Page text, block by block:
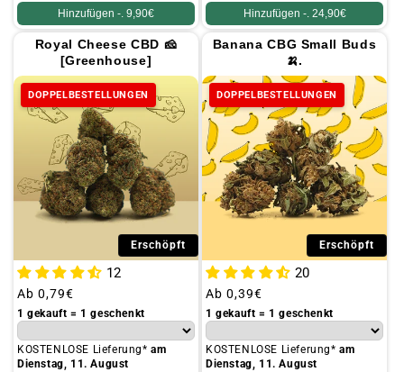
Hinzufügen -. 9,90€
Hinzufügen -. 24,90€
Royal Cheese CBD 🧀
[Greenhouse]
DOPPELBESTELLUNGEN
Erschöpft
12
Üblicher
Preis
Ab 0,79€
1 gekauft = 1 geschenkt
KOSTENLOSE Lieferung*am
Dienstag, 11. August
Banana CBG Small Buds
🍌.
DOPPELBESTELLUNGEN
Erschöpft
20
Üblicher
Preis
Ab 0,39€
1 gekauft = 1 geschenkt
KOSTENLOSE Lieferung*am
Dienstag, 11. August